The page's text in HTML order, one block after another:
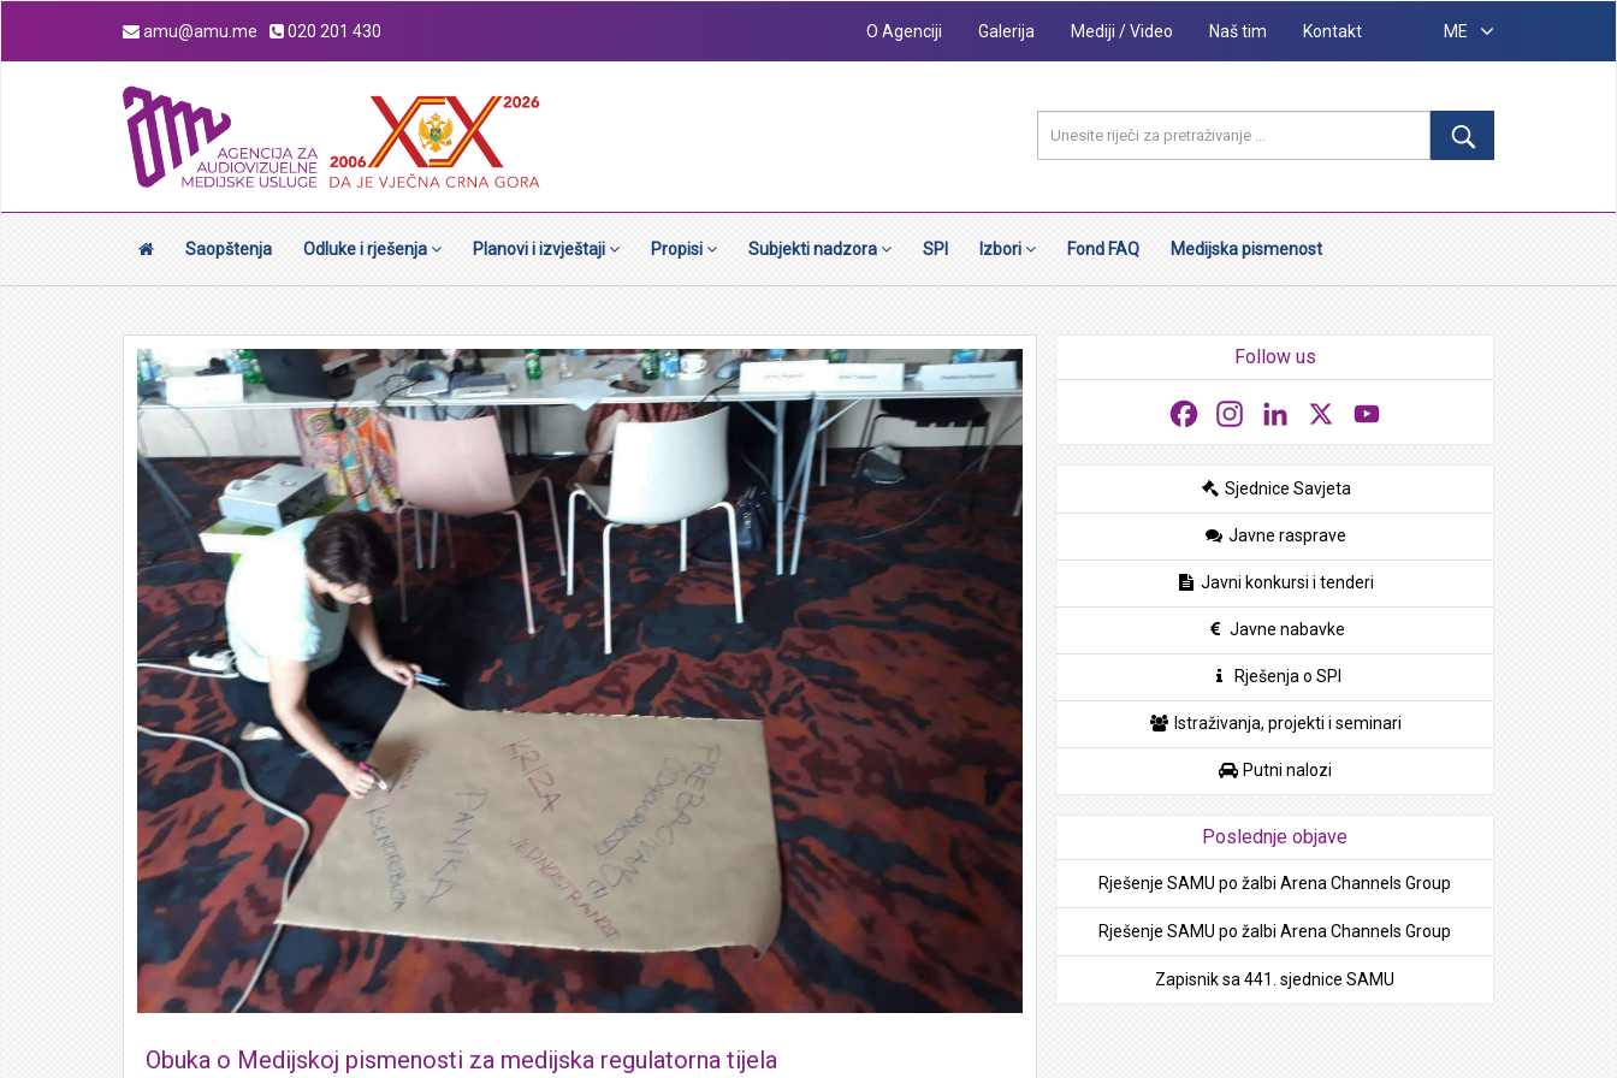
amu@amu.me 020 201 430 O Agenciji Galerija Mediji / Video Naš tim Kontakt ME
Saopštenja Odluke i rješenja Planovi i izvještaji Propisi Subjekti nadzora SPI Izbori Fond FAQ Medijska pismenost
Obuka o Medijskoj pismenosti za medijska regulatorna tijela
Follow us
FacebookInstagramLinkedIn
Sjednice Savjeta
Javne rasprave
Javni konkursi i tenderi
Javne nabavke
Rješenja o SPI
Istraživanja, projekti i seminari
Putni nalozi
Poslednje objave
Rješenje SAMU po žalbi Arena Channels Group
Rješenje SAMU po žalbi Arena Channels Group
Zapisnik sa 441. sjednice SAMU